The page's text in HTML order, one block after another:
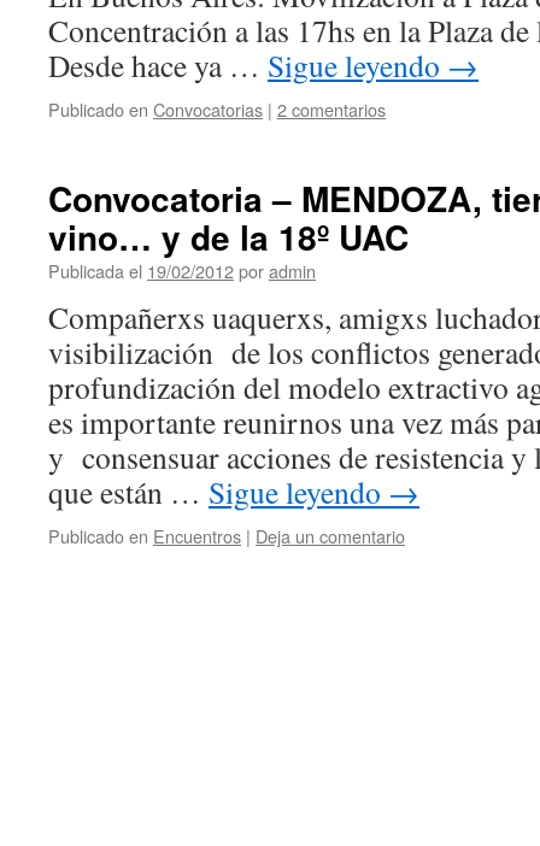
Concentración a las 17hs en la Plaza
Desde hace ya … Sigue leyendo →
Publicado en Convocatorias | 2 comentarios
Convocatoria – MENDOZA,
vino… y de la 18º UAC
Publicada el 19/02/2012poradmin
Compañerxs uaquerxs, amigxs
visibilización de los conflictos
profundización del modelo extractivo
es importante reunirnos una vez más
y consensuar acciones de resistencia
que están … Sigue leyendo →
Publicado en Encuentros | Deja un comentario